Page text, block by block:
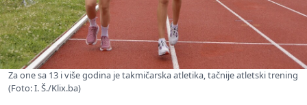
Za one sa 13 i više godina je takmičarska atletika, tačnije atletski trening
(Foto: I. Š./Klix.ba)